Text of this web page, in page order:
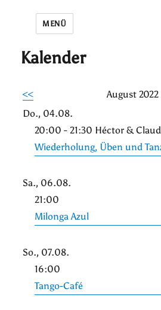
MENÜ
Kalender
<< August 2022
Do., 04.08.
20:00 - 21:30 Héctor &
Wiederholung, Üben und
Sa., 06.08.
21:00
Milonga Azul
So., 07.08.
16:00
Tango-Café